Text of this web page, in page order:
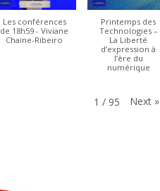
Les conférences
de 18h59 - Viviane
Chaine-Ribeiro
Printemps des
Technologies –
La Liberté
d’expression à
l’ère du
numérique
1 / 95 Next »